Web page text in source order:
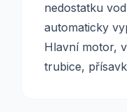
nedostatku
automaticky
Hlavní motor,
trubice,